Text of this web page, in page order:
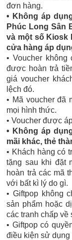
đơn hàng.
• Không áp
Phúc Long Sân
và một số Kiosk
cửa hàng áp
• Voucher
được hoàn trả
giá voucher
lệch đó.
• Mã voucher đã
mọi hình thức.
• Voucher được
• Không áp
mãi khác, thẻ
• Khách hàng có
tặng sau khi đặt
hoàn trả các mã
với bất kì lý do gì.
• Giftpop không
sản phẩm hoặc
các tranh chấp về
• Giftpop có
điều kiện sử